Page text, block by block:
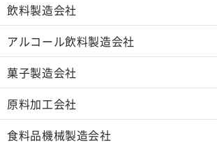
飲料製造会社
アルコール飲料製造会社
菓子製造会社
原料加工会社
食料品機械製造会社